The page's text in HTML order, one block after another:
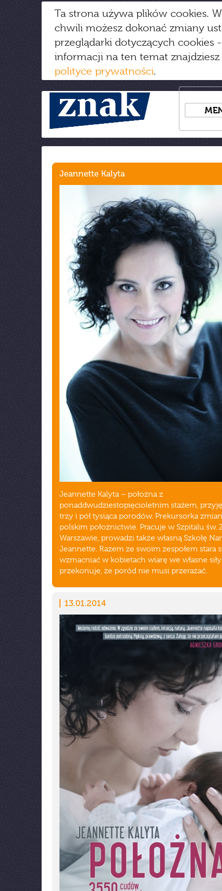
Ta strona używa plików cookies.
chwili możesz dokonać zmiany
przeglądarki dotyczących cookies
informacji na ten temat
polityce prywatności.
Jeannette Kalyta
Jeannette Kalyta – położna z
ponaddwudziestopięcioletnim stażem,
trzy i pół tysiąca porodów. Prekursorka
polskim położnictwie. Pracuje w Szpitalu św.
Warszawie, prowadzi także własną Szkołę
Jeannette. Razem ze swoim zespołem stara
wzmacniać w kobietach wiarę we własne
przekonuje, że poród nie musi przerażać.
13.01.2014